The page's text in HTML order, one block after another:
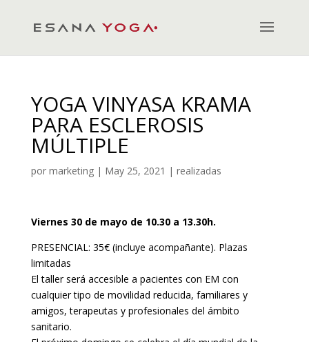
YOGA VINYASA KRAMA
PARA ESCLEROSIS
MÚLTIPLE
por marketing| May 25, 2021 | realizadas
Viernes 30 de mayo de 10.30 a 13.30h.
PRESENCIAL: 35€ (incluye acompañante). Plazas
limitadas
El taller será accesible a pacientes con EM con
cualquier tipo de movilidad reducida, familiares y
amigos, terapeutas y profesionales del ámbito
sanitario.